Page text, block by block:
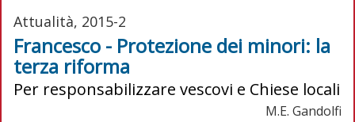
Attualità, 2015-2
Francesco - Protezione dei minori: la
terza riforma
Per responsabilizzare vescovi e Chiese locali
M.E. Gandolfi